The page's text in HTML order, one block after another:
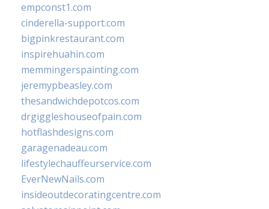
empconst1.com
cinderella-support.com
bigpinkrestaurant.com
inspirehuahin.com
memmingerspainting.com
jeremypbeasley.com
thesandwichdepotcos.com
drgiggleshouseofpain.com
hotflashdesigns.com
garagenadeau.com
lifestylechauffeurservice.com
EverNewNails.com
insideoutdecoratingcentre.com